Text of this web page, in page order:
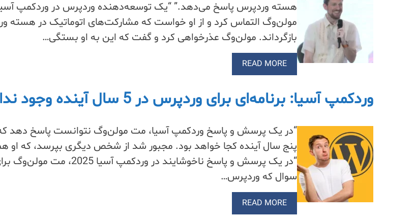
مولن‌وگ التماس کرد و از او خواست که مشارکت‌های اتوماتیک در هسته
بازگرداند. مولن‌وگ عذرخواهی کرد و گفت که این به او بستگی…
READ MORE
وردکمپ آسیا: برنامه‌ای برای وردپرس در 5 سال آینده وجود ندارد
“در یک پرسش و پاسخ وردکمپ آسیا، مت مولن‌وگ نتوانست پاسخ دهد
پنج سال آینده کجا خواهد بود. مجبور شد از شخص دیگری بپرسد، که او
“در یک پرسش و پاسخ ناخوشایند در وردکمپ
سوال که وردپرس…
READ MORE